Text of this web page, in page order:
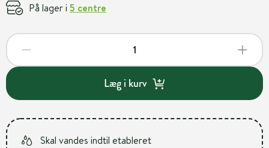
På lager i 5 centre
Læg i kurv
Skal vandes indtil etableret